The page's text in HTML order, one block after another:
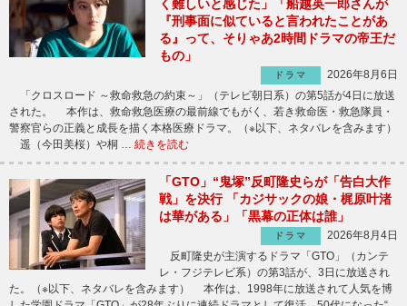
く難しいと感じた」「船越英一郎さんが
『刑事面に似ていると言われたことがあ
る』って、そりゃあ2時間ドラマの帝王だ
もの」
ドラマ
2026年8月6日
「クロスロード ～救命救急の約束～」（テレビ朝日系）の第5話が4日に放送
された。 本作は、救命救急医療の最前線でもがく、若き救命医・救急隊員・
警察官らの正義と成長を描く本格医療ドラマ。（※以下、ネタバレを含みます）
遥（今田美桜）や桐 … 続きを読む
「GTO」“鬼塚”反町隆史らが「告白大作
戦」を決行 「カジサックの娘・梶原叶渚
は華がある」「黒幕の正体は誰」
ドラマ
2026年8月4日
反町隆史が主演するドラマ「GTO」（カンテ
レ・フジテレビ系）の第3話が、3日に放送され
た。（※以下、ネタバレを含みます） 本作は、1998年に放送されて人気を博